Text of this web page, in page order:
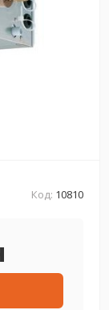
Код: 10810